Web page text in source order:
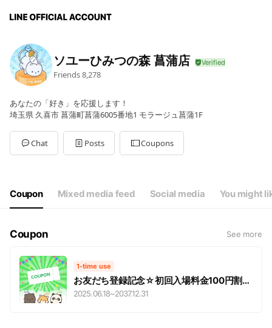
ソユーひみつの森 菖蒲店
Friends8,278
あなたの「好き」を応援します！
埼玉県 久喜市 菖蒲町菖蒲6005番地1 モラージュ菖蒲1F
Chat Posts Coupons
Coupon Mixed media feed Social media You might
Coupon See more
1-time use
お友だち登録記念☆初回入場料金100円割引
クーポン☆
2025.06.18~2037.12.31